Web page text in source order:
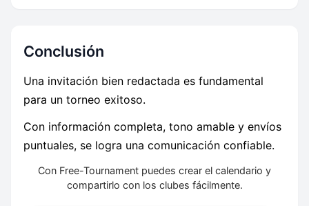
Conclusión
Una invitación bien redactada es fundamental
para un torneo exitoso.
Con información completa, tono amable y envíos
puntuales, se logra una comunicación confiable.
Con Free-Tournament puedes crear el calendario y
compartirlo con los clubes fácilmente.